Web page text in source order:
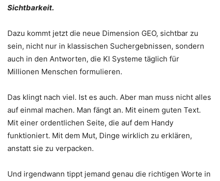
Sichtbarkeit.
Dazu kommt jetzt die neue Dimension GEO, sichtbar zu
sein, nicht nur in klassischen Suchergebnissen, sondern
auch in den Antworten, die KI Systeme täglich für
Millionen Menschen formulieren.
Das klingt nach viel. Ist es auch. Aber man muss nicht alles
auf einmal machen. Man fängt an. Mit einem guten Text.
Mit einer ordentlichen Seite, die auf dem Handy
funktioniert. Mit dem Mut, Dinge wirklich zu erklären,
anstatt sie zu verpacken.
Und irgendwann tippt jemand genau die richtigen Worte in